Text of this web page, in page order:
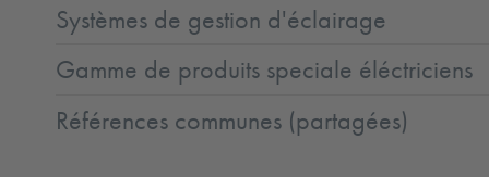
Systèmes de gestion d'éclairage
Gamme de produits speciale éléctriciens
Références communes (partagées)